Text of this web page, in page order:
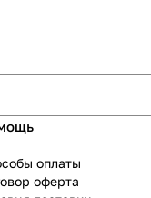
оплаты
оферта